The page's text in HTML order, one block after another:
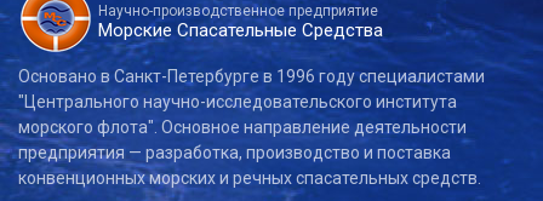
Научно-производственное предприятие
Морские Спасательные Средства
Основано в Санкт-Петербурге в 1996 году специалистами
"Центрального научно-исследовательского института
морского флота". Основное направление деятельности
предприятия — разработка, производство и поставка
конвенционных морских и речных спасательных средств.